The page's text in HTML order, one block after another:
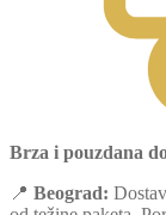
Brza i pouzdana
📍 Beograd: